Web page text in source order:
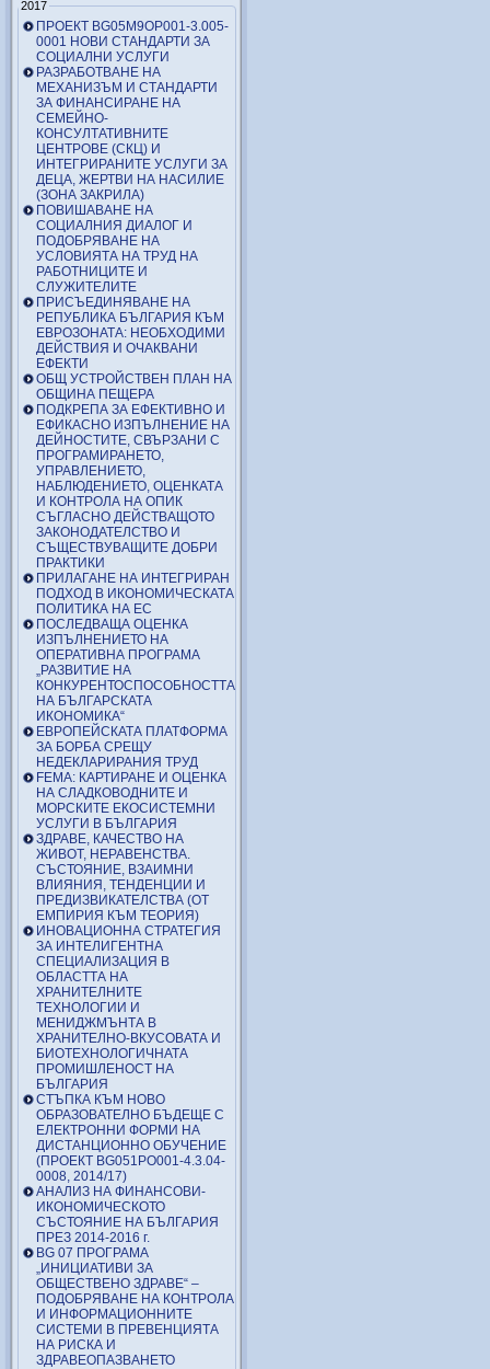
2017
ПРОЕКТ BG05M9OP001-3.005-
0001 НОВИ СТАНДАРТИ ЗА
СОЦИАЛНИ УСЛУГИ
РАЗРАБОТВАНЕ НА
МЕХАНИЗЪМ И СТАНДАРТИ
ЗА ФИНАНСИРАНЕ НА
СЕМЕЙНО-
КОНСУЛТАТИВНИТЕ
ЦЕНТРОВЕ (СКЦ) И
ИНТЕГРИРАНИТЕ УСЛУГИ ЗА
ДЕЦА, ЖЕРТВИ НА НАСИЛИЕ
(ЗОНА ЗАКРИЛА)
ПОВИШАВАНЕ НА
СОЦИАЛНИЯ ДИАЛОГ И
ПОДОБРЯВАНЕ НА
УСЛОВИЯТА НА ТРУД НА
РАБОТНИЦИТЕ И
СЛУЖИТЕЛИТЕ
ПРИСЪЕДИНЯВАНЕ НА
РЕПУБЛИКА БЪЛГАРИЯ КЪМ
ЕВРОЗОНАТА: НЕОБХОДИМИ
ДЕЙСТВИЯ И ОЧАКВАНИ
ЕФЕКТИ
ОБЩ УСТРОЙСТВЕН ПЛАН НА
ОБЩИНА ПЕЩЕРА
ПОДКРЕПА ЗА ЕФЕКТИВНО И
ЕФИКАСНО ИЗПЪЛНЕНИЕ НА
ДЕЙНОСТИТЕ, СВЪРЗАНИ С
ПРОГРАМИРАНЕТО,
УПРАВЛЕНИЕТО,
НАБЛЮДЕНИЕТО, ОЦЕНКАТА
И КОНТРОЛА НА ОПИК
СЪГЛАСНО ДЕЙСТВАЩОТО
ЗАКОНОДАТЕЛСТВО И
СЪЩЕСТВУВАЩИТЕ ДОБРИ
ПРАКТИКИ
ПРИЛАГАНЕ НА ИНТЕГРИРАН
ПОДХОД В ИКОНОМИЧЕСКАТА
ПОЛИТИКА НА ЕС
ПОСЛЕДВАЩА ОЦЕНКА
ИЗПЪЛНЕНИЕТО НА
ОПЕРАТИВНА ПРОГРАМА
„РАЗВИТИЕ НА
КОНКУРЕНТОСПОСОБНОСТТА
НА БЪЛГАРСКАТА
ИКОНОМИКА“
ЕВРОПЕЙСКАТА ПЛАТФОРМА
ЗА БОРБА СРЕЩУ
НЕДЕКЛАРИРАНИЯ ТРУД
FEMA: КАРТИРАНЕ И ОЦЕНКА
НА СЛАДКОВОДНИТЕ И
МОРСКИТЕ ЕКОСИСТЕМНИ
УСЛУГИ В БЪЛГАРИЯ
ЗДРАВЕ, КАЧЕСТВО НА
ЖИВОТ, НЕРАВЕНСТВА.
СЪСТОЯНИЕ, ВЗАИМНИ
ВЛИЯНИЯ, ТЕНДЕНЦИИ И
ПРЕДИЗВИКАТЕЛСТВА (ОТ
ЕМПИРИЯ КЪМ ТЕОРИЯ)
ИНОВАЦИОННА СТРАТЕГИЯ
ЗА ИНТЕЛИГЕНТНА
СПЕЦИАЛИЗАЦИЯ В
ОБЛАСТТА НА
ХРАНИТЕЛНИТЕ
ТЕХНОЛОГИИ И
МЕНИДЖМЪНТА В
ХРАНИТЕЛНО-ВКУСОВАТА И
БИОТЕХНОЛОГИЧНАТА
ПРОМИШЛЕНОСТ НА
БЪЛГАРИЯ
СТЪПКА КЪМ НОВО
ОБРАЗОВАТЕЛНО БЪДЕЩЕ С
ЕЛЕКТРОННИ ФОРМИ НА
ДИСТАНЦИОННО ОБУЧЕНИЕ
(ПРОЕКТ BG051PO001-4.3.04-
0008, 2014/17)
АНАЛИЗ НА ФИНАНСОВИ-
ИКОНОМИЧЕСКОТО
СЪСТОЯНИЕ НА БЪЛГАРИЯ
ПРЕЗ 2014-2016 г.
BG 07 ПРОГРАМА
„ИНИЦИАТИВИ ЗА
ОБЩЕСТВЕНО ЗДРАВЕ“ –
ПОДОБРЯВАНЕ НА КОНТРОЛА
И ИНФОРМАЦИОННИТЕ
СИСТЕМИ В ПРЕВЕНЦИЯТА
НА РИСКА И
ЗДРАВЕОПАЗВАНЕТО